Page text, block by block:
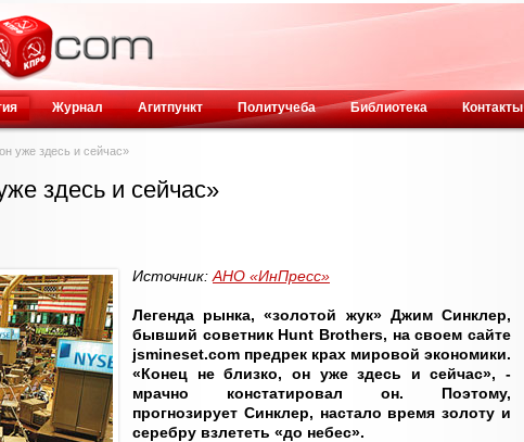
Журнал Агитпункт Политучеба Библиотека Контакты
уже здесь и сейчас»
здесь и сейчас»
Источник: АНО «ИнПресс»
Легенда рынка, «золотой жук» Джим Синклер,
бывший советник Hunt Brothers, на своем сайте
jsmineset.com предрек крах мировой экономики.
«Конец не близко, он уже здесь и сейчас», -
мрачно констатировал он. Поэтому,
прогнозирует Синклер, настало время золоту и
серебру взлететь «до небес».